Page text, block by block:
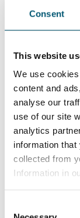
Consent
This website
We use
content and
analyse our
use of our site
analytics
information that
collected from
Information in